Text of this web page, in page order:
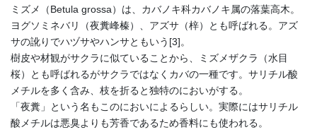
ミズメ（Betula grossa）は、カバノキ科カバノキ属の落葉高木。
ヨグソミネバリ（夜糞峰榛）、アズサ（梓）とも呼ばれる。アズ
サの訛りでハヅサやハンサともいう[3]。
樹皮や材観がサクラに似ていることから、ミズメザクラ（水目
桜）とも呼ばれるがサクラではなくカバの一種です。サリチル酸
メチルを多く含み、枝を折ると独特のにおいがする。
「夜糞」という名もこのにおいによるらしい。実際にはサリチル
酸メチルは悪臭よりも芳香であるため香料にも使われる。